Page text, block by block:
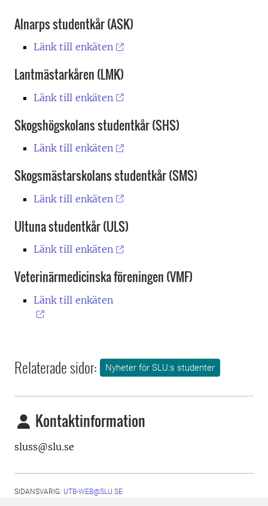
Alnarps studentkår (ASK)
Länk till enkäten
Lantmästarkåren (LMK)
Länk till enkäten
Skogshögskolans studentkår (SHS)
Länk till enkäten
Skogsmästarskolans studentkår (SMS)
Länk till enkäten
Ultuna studentkår (ULS)
Länk till enkäten
Veterinärmedicinska föreningen (VMF)
Länk till enkäten
Relaterade sidor: Nyheter för SLU:s studenter
Kontaktinformation
sluss@slu.se
SIDANSVARIG: UTB-WEB@SLU.SE